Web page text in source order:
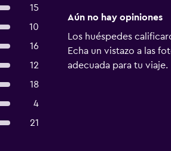
15
10
16
12
18
4
21
Aún no hay opiniones
Los huéspedes
Echa un vistazo a las
adecuada para tu viaje.